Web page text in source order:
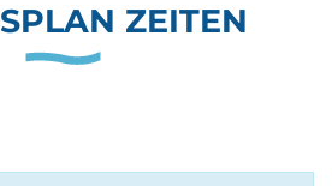
ZEITEN